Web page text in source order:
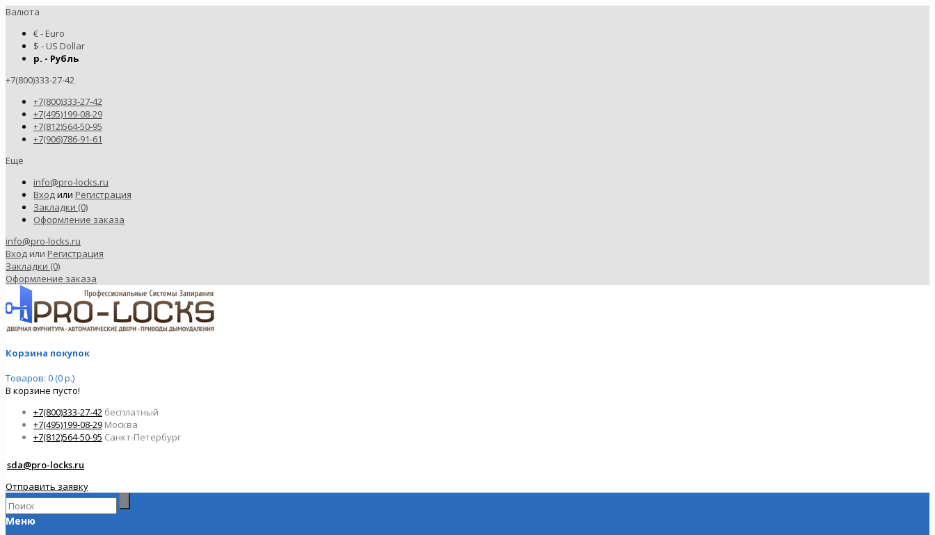
Валюта
€ - Euro
$ - US Dollar
р. - Рубль
+7(800)333-27-42
+7(800)333-27-42
+7(495)199-08-29
+7(812)564-50-95
+7(906)786-91-61
Ещё
info@pro-locks.ru
Входили Регистрация
Закладки (0)
Оформление заказа
info@pro-locks.ru
Вход или Регистрация
Закладки (0)
Оформление заказа
Корзина покупок
Товаров: 0 (0 р.)
В корзине пусто!
+7(800)333-27-42 бесплатный
+7(495)199-08-29 Москва
+7(812)564-50-95 Санкт-Петербург
sda@pro-locks.ru
Отправить заявку
Меню